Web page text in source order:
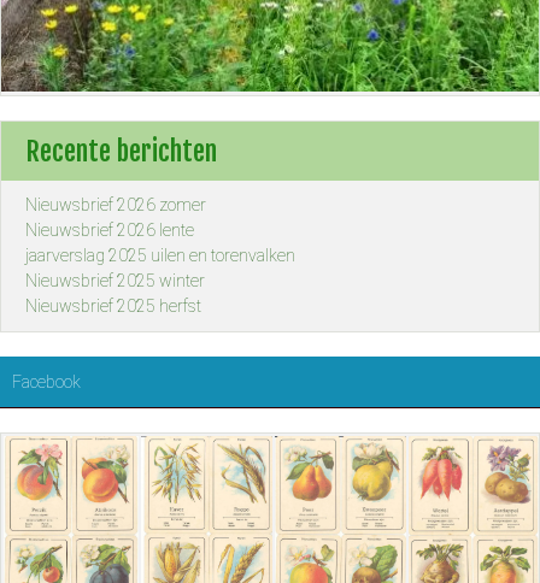
Recente berichten
Nieuwsbrief 2026 zomer
Nieuwsbrief 2026 lente
jaarverslag 2025 uilen en torenvalken
Nieuwsbrief 2025 winter
Nieuwsbrief 2025 herfst
Facebook